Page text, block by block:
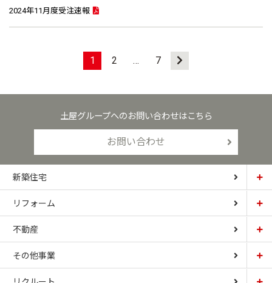
2024年11月度受注速報
1 2 … 7
土屋グループへのお問い合わせはこちら
お問い合わせ
新築住宅
土屋ホーム
CARDINAL HOUSE
LIZNAS
リフォーム
土屋ホームトピア
不動産
土屋ホーム不動産
その他事業